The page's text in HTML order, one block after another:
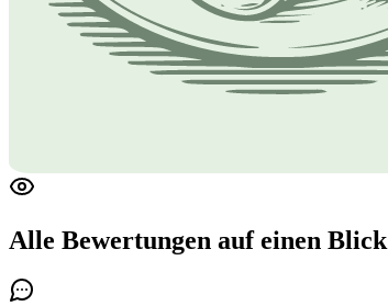
Alle Bewertungen auf einen Blick